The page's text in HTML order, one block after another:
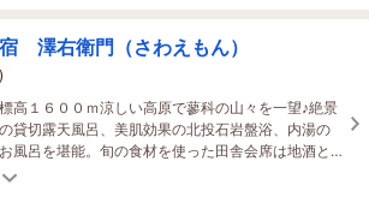
澤右衛門（さわえもん）
標高１６００ｍ涼しい高原で蓼科の山々を一望♪絶景
の貸切露天風呂、美肌効果の北投石岩盤浴、内湯の
お風呂を堪能。旬の食材を使った田舎会席は地酒と
共に・好きな時に温泉入浴できる洞窟風呂付特別室